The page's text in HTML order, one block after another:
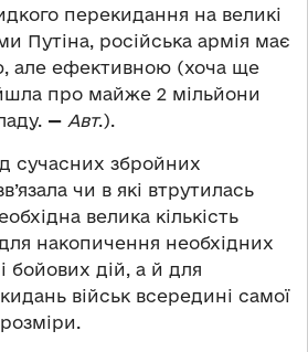
перекидання на великі
Путіна, російська армія має
але ефективною (хоча ще
про майже 2 мільйони
— Авт.).
сучасних збройних
чи в які втрутилась
велика кількість
накопичення необхідних
бойових дій, а й для
військ всередині самої